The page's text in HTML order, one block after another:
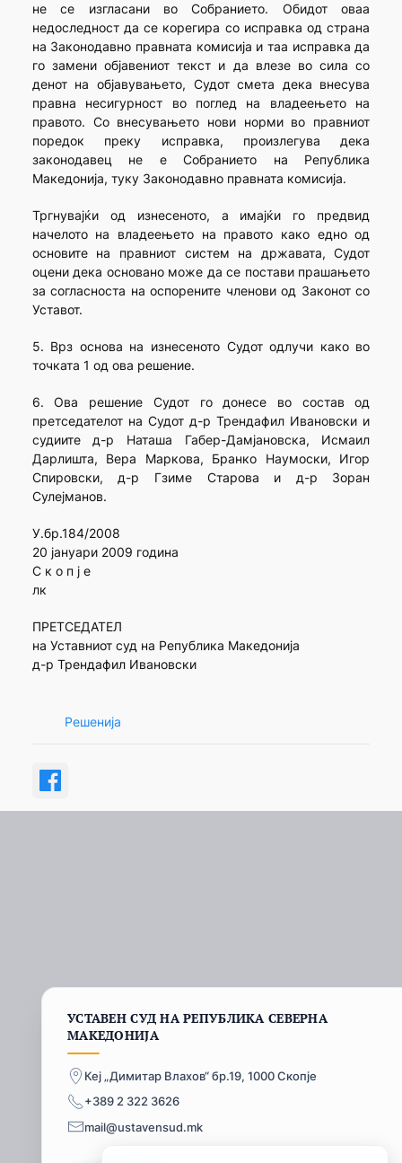
не се изгласани во Собранието. Обидот оваа
недоследност да се корегира со исправка од страна
на Законодавно правната комисија и таа исправка да
го замени објавениот текст и да влезе во сила со
денот на објавувањето, Судот смета дека внесува
правна несигурност во поглед на владеењето на
правото. Со внесувањето нови норми во правниот
поредок преку исправка, произлегува дека
законодавец не е Собранието на Република
Македонија, туку Законодавно правната комисија.
Тргнувајќи од изнесеното, а имајќи го предвид
начелото на владеењето на правото како едно од
основите на правниот систем на државата, Судот
оцени дека основано може да се постави прашањето
за согласноста на оспорените членови од Законот со
Уставот.
5. Врз основа на изнесеното Судот одлучи како во
точката 1 од ова решение.
6. Ова решение Судот го донесе во состав од
претседателот на Судот д-р Трендафил Ивановски и
судиите д-р Наташа Габер-Дамјановска, Исмаил
Дарлишта, Вера Маркова, Бранко Наумоски, Игор
Спировски, д-р Гзиме Старова и д-р Зоран
Сулејманов.
У.бр.184/2008
20 јануари 2009 година
С к о п ј е
лк
ПРЕТСЕДАТЕЛ
на Уставниот суд на Република Македонија
д-р Трендафил Ивановски
Решенија
УСТАВЕН СУД НА РЕПУБЛИКА СЕВЕРНА
МАКЕДОНИЈА
Кеј „Димитар Влахов“ бр.19, 1000 Скопје
+389 2 322 3626
mail@ustavensud.mk